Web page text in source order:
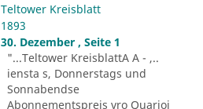
Teltower Kreisblatt
1893
30. Dezember , Seite 1
"...Teltower KreisblattA A - ,..
iensta s, Donnerstags und
Sonnabendse
Abonnementspreis vro Quarioi